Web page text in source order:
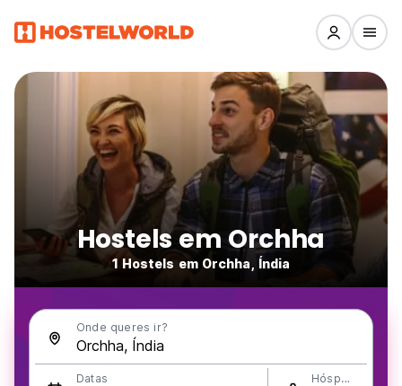
Hostels em Orchha
1 Hostels em Orchha, Índia
Onde queres ir?
Datas Hóspedes